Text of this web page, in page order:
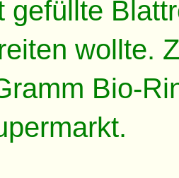
gefüllte
wollte.
Bio-